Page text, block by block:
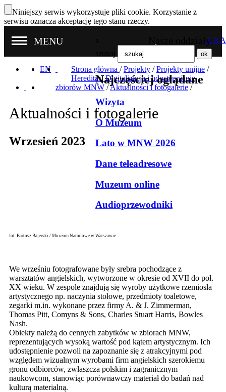
Niniejszy serwis wykorzystuje pliki cookie. Korzystanie z
serwisu oznacza akceptację tego stanu rzeczy.
Nasze oddziały
MENU
Najczęściej oglądane
Wizyta
O Muzeum
Lato w MNW 2026
Dane teleadresowe
Muzeum online
Audioprzewodniki
A A A
EN Strona główna / Projekty /Projekty unijne /
Hereditas. Digitalizacja i udostępnianie
zbiorów MNW /Aktualności i fotogalerie /
Aktualności i fotogalerie
Wrzesień 2023
fot. Bartosz Bajerski / Muzeum Narodowe w Warszawie
We wrześniu fotografowane były srebra pochodzące z
warsztatów angielskich, wytworzone w okresie od XVII do poł.
XX wieku. W zespole znajdują się wyroby użytkowe rzemiosła
artystycznego np. naczynia stołowe, przedmioty toaletowe,
zegarki m.in. wykonane przez firmy A. & J. Zimmerman,
Thomas Pitt, Comyns & Sons, Charles Stuart Harris, Bowles
Nash.
Obiekty należą do cennych zabytków w zbiorach MNW,
reprezentujących wysoką wartość pod kątem artystycznym. Ich
udostępnienie pozwoli na zapoznanie się z atrakcyjnymi pod
względem wizualnym wyrobami firm angielskich szerokiemu
gronu odbiorców, zwłaszcza polskim i zagranicznym
naukowcom, stanowiąc porównawczy materiał do badań nad
kulturą materialną.